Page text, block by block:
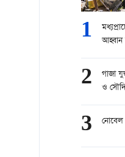
1
আহ্বান
2
গাজা
ও
3 নোবেল